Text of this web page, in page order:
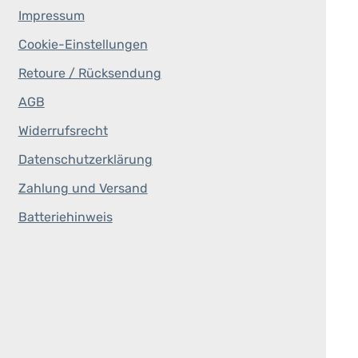
Impressum
Cookie-Einstellungen
Retoure / Rücksendung
AGB
Widerrufsrecht
Datenschutzerklärung
Zahlung und Versand
Batteriehinweis